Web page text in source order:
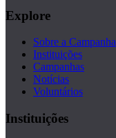
Explore
Sobre a Campanha
Instituições
Campanhas
Notícias
Voluntários
Instituições